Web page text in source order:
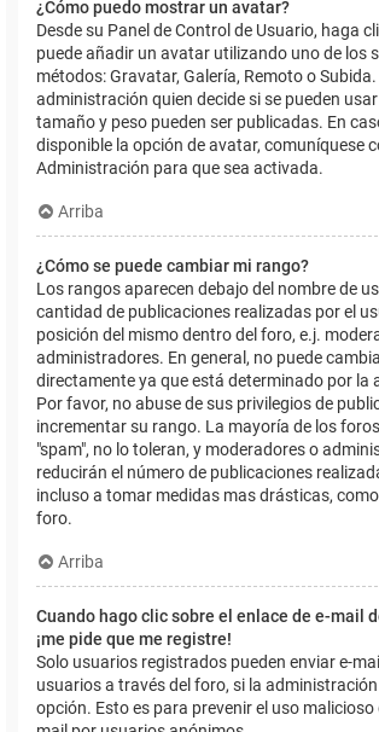
¿Cómo puedo mostrar un avatar?
Desde su Panel de Control de Usuario, haga
puede añadir un avatar utilizando uno de los
métodos: Gravatar, Galería, Remoto o Subida.
administración quien decide si se pueden
tamaño y peso pueden ser publicadas. En
disponible la opción de avatar, comuníquese
Administración para que sea activada.
Arriba
¿Cómo se puede cambiar mi rango?
Los rangos aparecen debajo del nombre de
cantidad de publicaciones realizadas por el
posición del mismo dentro del foro, e.j.
administradores. En general, no puede
directamente ya que está determinado por la
Por favor, no abuse de sus privilegios de
incrementar su rango. La mayoría de los
"spam", no lo toleran, y moderadores o
reducirán el número de publicaciones
incluso a tomar medidas mas drásticas,
foro.
Arriba
Cuando hago clic sobre el enlace de e-mail
¡me pide que me registre!
Solo usuarios registrados pueden enviar e-
usuarios a través del foro, si la
opción. Esto es para prevenir el uso malicioso